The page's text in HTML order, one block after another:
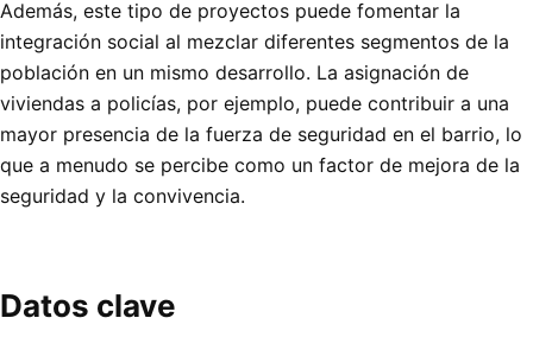
Además, este tipo de proyectos puede fomentar la
integración social al mezclar diferentes segmentos de la
población en un mismo desarrollo. La asignación de
viviendas a policías, por ejemplo, puede contribuir a una
mayor presencia de la fuerza de seguridad en el barrio, lo
que a menudo se percibe como un factor de mejora de la
seguridad y la convivencia.
Datos clave